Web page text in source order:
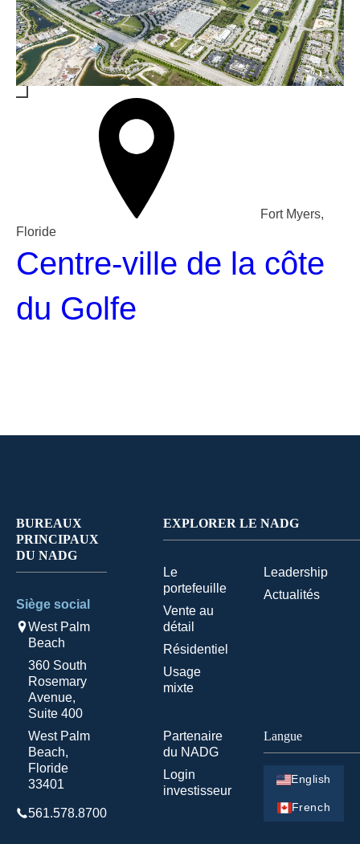
Fort Myers,
Floride
Centre-ville de la côte
du Golfe
BUREAUX
PRINCIPAUX
DU NADG
Siège social
West Palm
Beach
360 South
Rosemary
Avenue,
Suite 400
West Palm
Beach,
Floride
33401
561.578.8700
EXPLORER LE NADG
Le
portefeuille
Vente au
détail
Résidentiel
Usage
mixte
Leadership
Actualités
Partenaire
du NADG
Login
investisseur
Langue
English
French